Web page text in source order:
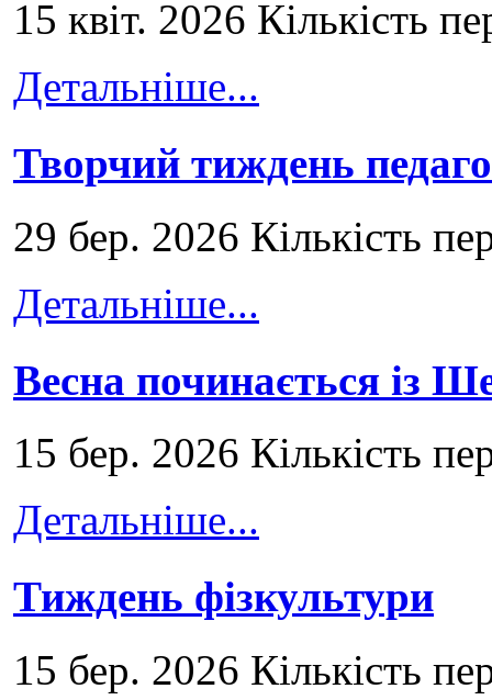
15 квіт. 2026 Кількість
Детальніше...
Творчий тиждень
29 бер. 2026 Кількість
Детальніше...
Весна починається із
15 бер. 2026 Кількість
Детальніше...
Тиждень фізкультури
15 бер. 2026 Кількість